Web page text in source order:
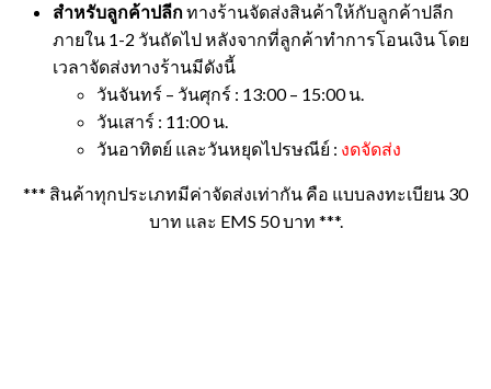
สำหรับลูกค้าปลีกทางร้านจัดส่งสินค้าให้กับลูกค้าปลีก
ภายใน 1-2 วันถัดไป หลังจากที่ลูกค้าทำการโอนเงิน โดย
เวลาจัดส่งทางร้านมีดังนี้
วันจันทร์ – วันศุกร์ : 13:00 – 15:00 น.
วันเสาร์ : 11:00 น.
วันอาทิตย์ และวันหยุดไปรษณีย์ : งดจัดส่ง
*** สินค้าทุกประเภทมีค่าจัดส่งเท่ากัน คือ แบบลงทะเบียน 30
บาท และ EMS 50 บาท ***.